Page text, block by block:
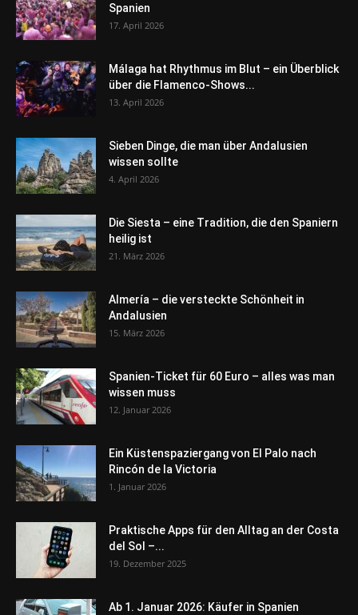
Spanien
17. April 2026
Málaga hat Rhythmus im Blut – ein Überblick
über die Flamenco-Shows...
13. April 2026
Sieben Dinge, die man über Andalusien
wissen sollte
4. April 2026
Die Siesta – eine Tradition, die den Spaniern
heilig ist
21. März 2026
Almería – die versteckte Schönheit in
Andalusien
15. März 2026
Spanien-Ticket für 60 Euro – alles was man
wissen muss
12. Januar 2026
Ein Küstenspaziergang von El Palo nach
Rincón de la Victoria
1. Januar 2026
Praktische Apps für den Alltag an der Costa
del Sol –...
19. Dezember 2025
Ab 1. Januar 2026: Käufer in Spanien